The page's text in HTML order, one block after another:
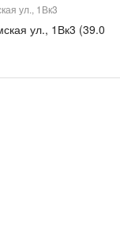
ул., 1Вк3
ул., 1Вк3 (39.0